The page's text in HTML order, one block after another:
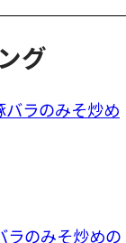
グ
ラのみそ炒めの